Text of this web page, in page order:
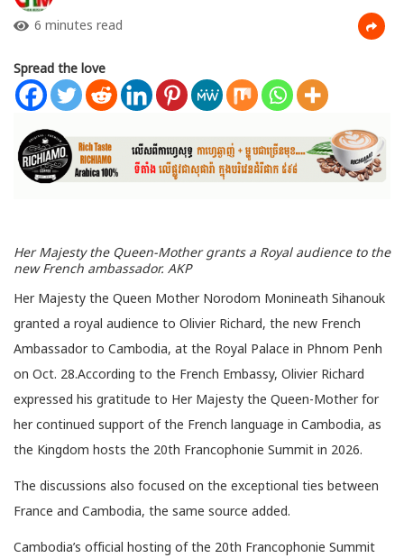
6 minutes read
Spread the love
Her Majesty the Queen-Mother grants a Royal audience to the
new French ambassador. AKP
Her Majesty the Queen Mother Norodom Monineath Sihanouk
granted a royal audience to Olivier Richard, the new French
Ambassador to Cambodia, at the Royal Palace in Phnom Penh
on Oct. 28.According to the French Embassy, Olivier Richard
expressed his gratitude to Her Majesty the Queen-Mother for
her continued support of the French language in Cambodia, as
the Kingdom hosts the 20th Francophonie Summit in 2026.
The discussions also focused on the exceptional ties between
France and Cambodia, the same source added.
Cambodia’s official hosting of the 20th Francophonie Summit